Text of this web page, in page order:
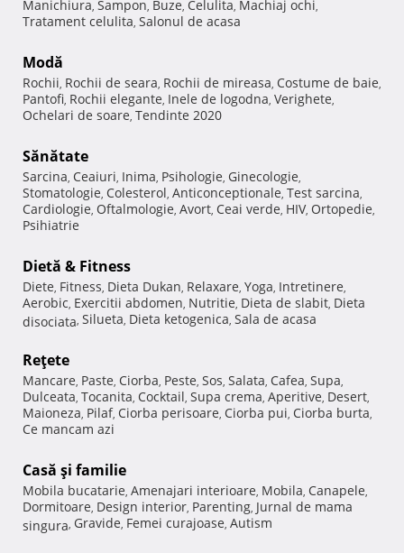
Manichiura, Sampon, Buze, Celulita, Machiaj ochi,
Tratament celulita, Salonul de acasa
Modă
Rochii, Rochii de seara, Rochii de mireasa, Costume de baie,
Pantofi, Rochii elegante, Inele de logodna, Verighete,
Ochelari de soare, Tendinte 2020
Sănătate
Sarcina, Ceaiuri, Inima, Psihologie, Ginecologie,
Stomatologie, Colesterol, Anticonceptionale, Test sarcina,
Cardiologie, Oftalmologie, Avort, Ceai verde, HIV, Ortopedie,
Psihiatrie
Dietă & Fitness
Diete, Fitness, Dieta Dukan, Relaxare, Yoga, Intretinere,
Aerobic, Exercitii abdomen, Nutritie, Dieta de slabit, Dieta
disociata, Silueta, Dieta ketogenica, Sala de acasa
Reţete
Mancare, Paste, Ciorba, Peste, Sos, Salata, Cafea, Supa,
Dulceata, Tocanita, Cocktail, Supa crema, Aperitive, Desert,
Maioneza, Pilaf, Ciorba perisoare, Ciorba pui, Ciorba burta,
Ce mancam azi
Casă şi familie
Mobila bucatarie, Amenajari interioare, Mobila, Canapele,
Dormitoare, Design interior, Parenting, Jurnal de mama
singura, Gravide, Femei curajoase, Autism